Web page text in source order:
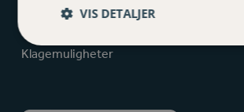
Personvernerklæring
Klagemuligheter
VIS DETALJER